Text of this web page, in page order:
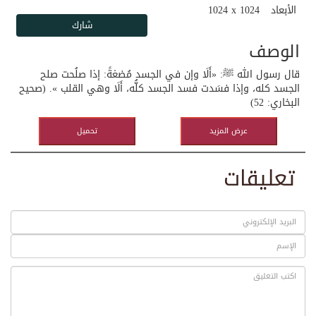
1024 x 1024 الأبعاد
الوصف
قال رسول الله ﷺ: «أَلَا وإن في الجسد مُضغةً: إذا صلُحت صلح
الجسد كله، وإذا فسَدت فسد الجسد كلُّه، أَلَا وهي القلب ». (صحيح
البخاري: 52)
تحميل عرض المزيد
تعليقات